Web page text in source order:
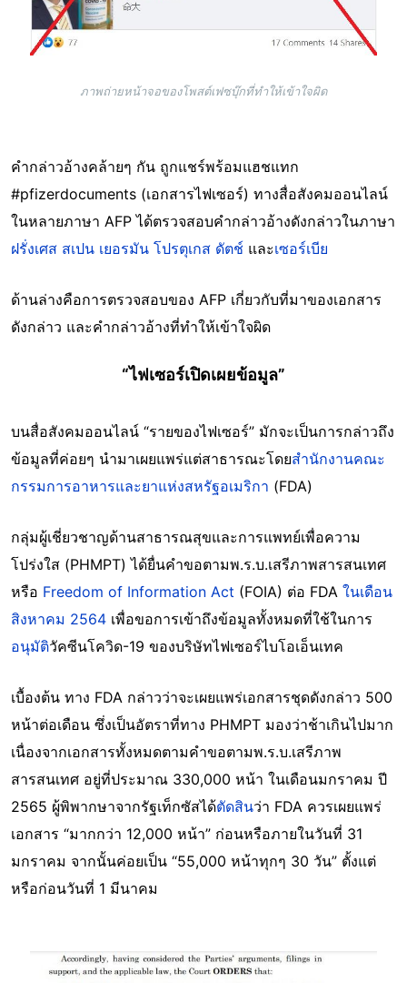
ภาพถ่ายหน้าจอของโพสต์เฟซบุ๊กที่ทำให้เข้าใจผิด
คำกล่าวอ้างคล้ายๆ กัน ถูกแชร์พร้อมแฮชแทก
#pfizerdocuments (เอกสารไฟเซอร์) ทางสื่อสังคมออนไลน์
ในหลายภาษา AFP ได้ตรวจสอบคำกล่าวอ้างดังกล่าวในภาษา
ฝรั่งเศส สเปน เยอรมัน โปรตุเกส ดัตช์ และเซอร์เบีย
ด้านล่างคือการตรวจสอบของ AFP เกี่ยวกับที่มาของเอกสาร
ดังกล่าว และคำกล่าวอ้างที่ทำให้เข้าใจผิด
“ไฟเซอร์เปิดเผยข้อมูล”
บนสื่อสังคมออนไลน์ “รายของไฟเซอร์” มักจะเป็นการกล่าวถึง
ข้อมูลที่ค่อยๆ นำมาเผยแพร่แต่สาธารณะโดยสำนักงานคณะ
กรรมการอาหารและยาแห่งสหรัฐอเมริกา (FDA)
กลุ่มผู้เชี่ยวชาญด้านสาธารณสุขและการแพทย์เพื่อความ
โปร่งใส (PHMPT) ได้ยื่นคำขอตามพ.ร.บ.เสรีภาพสารสนเทศ
หรือ Freedom of Information Act (FOIA) ต่อ FDA ในเดือน
สิงหาคม 2564 เพื่อขอการเข้าถึงข้อมูลทั้งหมดที่ใช้ในการ
อนุมัติวัคซีนโควิด-19 ของบริษัทไฟเซอร์ไบโอเอ็นเทค
เบื้องต้น ทาง FDA กล่าวว่าจะเผยแพร่เอกสารชุดดังกล่าว 500
หน้าต่อเดือน ซึ่งเป็นอัตราที่ทาง PHMPT มองว่าช้าเกินไปมาก
เนื่องจากเอกสารทั้งหมดตามคำขอตามพ.ร.บ.เสรีภาพ
สารสนเทศ อยู่ที่ประมาณ 330,000 หน้า ในเดือนมกราคม ปี
2565 ผู้พิพากษาจากรัฐเท็กซัสได้ตัดสินว่า FDA ควรเผยแพร่
เอกสาร “มากกว่า 12,000 หน้า” ก่อนหรือภายในวันที่ 31
มกราคม จากนั้นค่อยเป็น “55,000 หน้าทุกๆ 30 วัน” ตั้งแต่
หรือก่อนวันที่ 1 มีนาคม